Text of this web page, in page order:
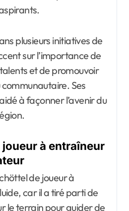
plusieurs initiatives de
sur l’importance de
et de promouvoir
Ses
à façonner l’avenir du
à entraîneur
de joueur à
car il a tiré parti de
le terrain pour guider de